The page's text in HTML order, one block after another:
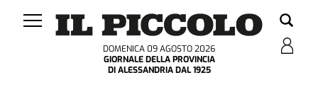
DOMENICA 09 AGOSTO 2026
GIORNALE DELLA PROVINCIA
DI ALESSANDRIA DAL 1925